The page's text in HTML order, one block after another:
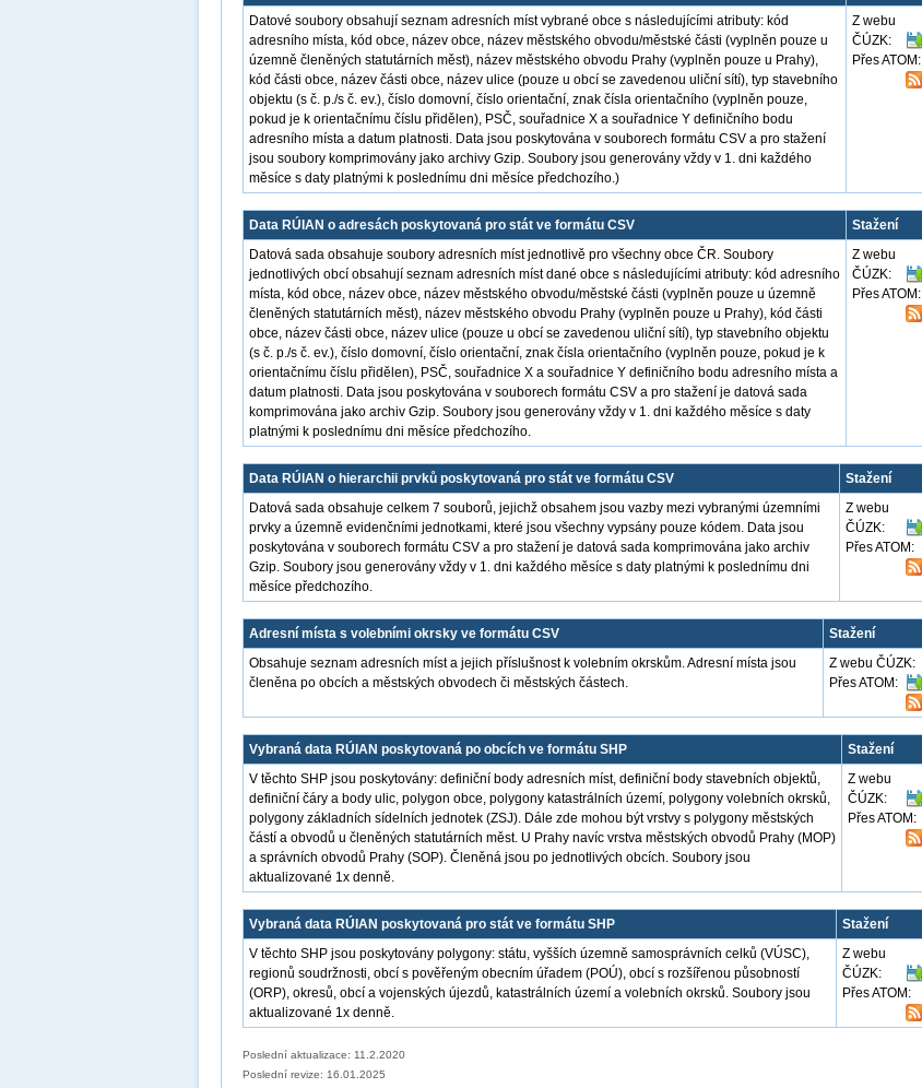
Datové soubory obsahují seznam adresních míst vybrané obce s následujícími atributy: kód
adresního místa, kód obce, název obce, název městského obvodu/městské části (vyplněn pouze u
územně členěných statutárních měst), název městského obvodu Prahy (vyplněn pouze u Prahy),
kód části obce, název části obce, název ulice (pouze u obcí se zavedenou uliční sítí), typ stavebního
objektu (s č. p./s č. ev.), číslo domovní, číslo orientační, znak čísla orientačního (vyplněn pouze,
pokud je k orientačnímu číslu přidělen), PSČ, souřadnice X a souřadnice Y definičního bodu
adresního místa a datum platnosti. Data jsou poskytována v souborech formátu CSV a pro stažení
jsou soubory komprimovány jako archivy Gzip. Soubory jsou generovány vždy v 1. dni každého
měsíce s daty platnými k poslednímu dni měsíce předchozího.)
Z webu
ČÚZK:
Přes ATOM:
Data RÚIAN o adresách poskytovaná pro stát ve formátu CSV
Stažení
Datová sada obsahuje soubory adresních míst jednotlivě pro všechny obce ČR. Soubory
jednotlivých obcí obsahují seznam adresních míst dané obce s následujícími atributy: kód adresního
místa, kód obce, název obce, název městského obvodu/městské části (vyplněn pouze u územně
členěných statutárních měst), název městského obvodu Prahy (vyplněn pouze u Prahy), kód části
obce, název části obce, název ulice (pouze u obcí se zavedenou uliční sítí), typ stavebního objektu
(s č. p./s č. ev.), číslo domovní, číslo orientační, znak čísla orientačního (vyplněn pouze, pokud je k
orientačnímu číslu přidělen), PSČ, souřadnice X a souřadnice Y definičního bodu adresního místa a
datum platnosti. Data jsou poskytována v souborech formátu CSV a pro stažení je datová sada
komprimována jako archiv Gzip. Soubory jsou generovány vždy v 1. dni každého měsíce s daty
platnými k poslednímu dni měsíce předchozího.
Z webu
ČÚZK:
Přes ATOM:
Data RÚIAN o hierarchii prvků poskytovaná pro stát ve formátu CSV
Stažení
Datová sada obsahuje celkem 7 souborů, jejichž obsahem jsou vazby mezi vybranými územními
prvky a územně evidenčními jednotkami, které jsou všechny vypsány pouze kódem. Data jsou
poskytována v souborech formátu CSV a pro stažení je datová sada komprimována jako archiv
Gzip. Soubory jsou generovány vždy v 1. dni každého měsíce s daty platnými k poslednímu dni
měsíce předchozího.
Z webu
ČÚZK:
Přes ATOM:
Adresní místa s volebními okrsky ve formátu CSV
Stažení
Obsahuje seznam adresních míst a jejich příslušnost k volebním okrskům. Adresní místa jsou
členěna po obcích a městských obvodech či městských částech.
Z webu ČÚZK:
Přes ATOM:
Vybraná data RÚIAN poskytovaná po obcích ve formátu SHP
Stažení
V těchto SHP jsou poskytovány: definiční body adresních míst, definiční body stavebních objektů,
definiční čáry a body ulic, polygon obce, polygony katastrálních území, polygony volebních okrsků,
polygony základních sídelních jednotek (ZSJ). Dále zde mohou být vrstvy s polygony městských
částí a obvodů u členěných statutárních měst. U Prahy navíc vrstva městských obvodů Prahy (MOP)
a správních obvodů Prahy (SOP). Členěná jsou po jednotlivých obcích. Soubory jsou
aktualizované 1x denně.
Z webu
ČÚZK:
Přes ATOM:
Vybraná data RÚIAN poskytovaná pro stát ve formátu SHP
Stažení
V těchto SHP jsou poskytovány polygony: státu, vyšších územně samosprávních celků (VÚSC),
regionů soudržnosti, obcí s pověřeným obecním úřadem (POÚ), obcí s rozšířenou působností
(ORP), okresů, obcí a vojenských újezdů, katastrálních území a volebních okrsků. Soubory jsou
aktualizované 1x denně.
Z webu
ČÚZK:
Přes ATOM:
Poslední aktualizace: 11.2.2020
Poslední revize: 16.01.2025